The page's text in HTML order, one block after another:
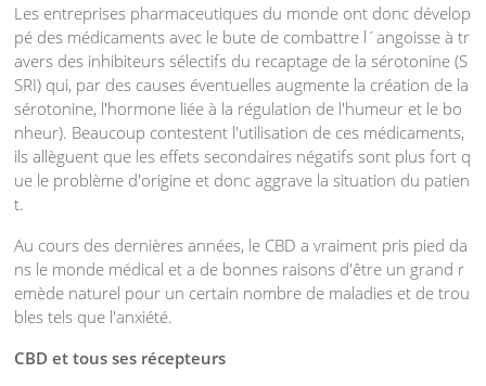
Les entreprises pharmaceutiques du monde ont donc dévelop
pé des médicaments avec le bute de combattre l´angoisse à tr
avers des inhibiteurs sélectifs du recaptage de la sérotonine (S
SRI) qui, par des causes éventuelles augmente la création de la
sérotonine, l'hormone liée à la régulation de l'humeur et le bo
nheur). Beaucoup contestent l'utilisation de ces médicaments,
ils allèguent que les effets secondaires négatifs sont plus fort q
ue le problème d'origine et donc aggrave la situation du patien
t.
Au cours des dernières années, le CBD a vraiment pris pied da
ns le monde médical et a de bonnes raisons d'être un grand r
emède naturel pour un certain nombre de maladies et de trou
bles tels que l'anxiété.
CBD et tous ses récepteurs